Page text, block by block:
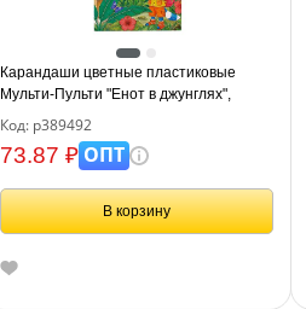
Карандаши цветные пластиковые
Мульти-Пульти "Енот в джунглях",
12цв., шестигран., заточен., картон,
европодвес
Код: р389492
73.87 ₽ОПТ
В корзину